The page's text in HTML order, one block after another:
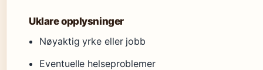
Uklare opplysninger
Nøyaktig yrke eller jobb
Eventuelle helseproblemer